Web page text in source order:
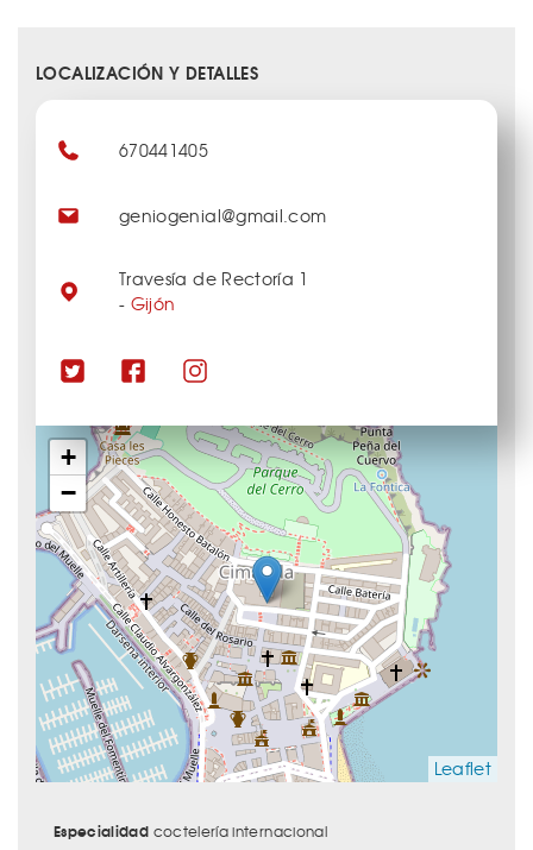
LOCALIZACIÓN Y DETALLES
+
−
Leaflet
670441405
geniogenial@gmail.com
Travesía de Rectoría 1
- Gijón
Especialidad coctelería internacional